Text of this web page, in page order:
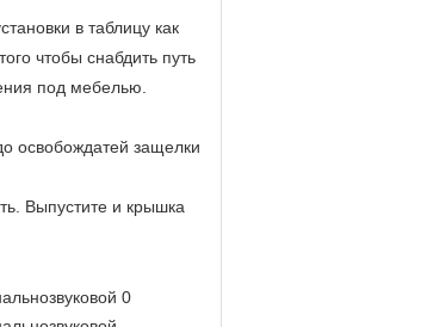
в таблицу как
чтобы снабдить путь
под мебелью.
освобождатей защелки
Выпустите и крышка